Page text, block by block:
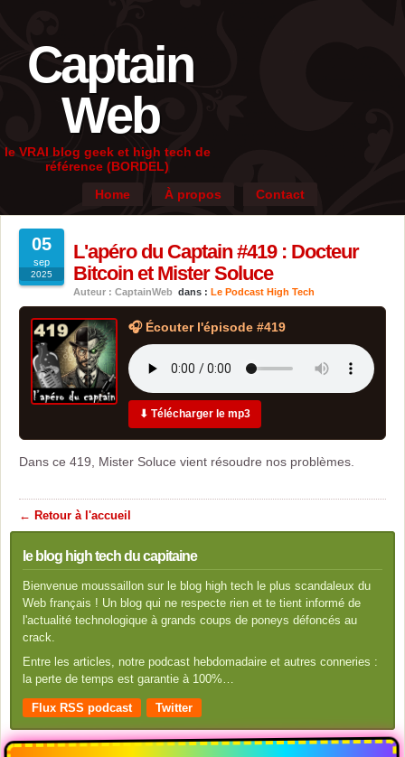
Captain
Web
le VRAI blog geek et high tech de
référence (BORDEL)
Home
À propos Contact
05
sep
2025
L'apéro du Captain #419 : Docteur
Bitcoin et Mister Soluce
Auteur : CaptainWeb dans : Le Podcast High Tech
🎧 Écouter l'épisode #419
⬇ Télécharger le mp3
Dans ce 419, Mister Soluce vient résoudre nos problèmes.
← Retour à l'accueil
le blog high tech du capitaine
Bienvenue moussaillon sur le blog high tech le plus scandaleux du
Web français ! Un blog qui ne respecte rien et te tient informé de
l'actualité technologique à grands coups de poneys défoncés au
crack.
Entre les articles, notre podcast hebdomadaire et autres conneries :
la perte de temps est garantie à 100%…
Flux RSS podcast Twitter